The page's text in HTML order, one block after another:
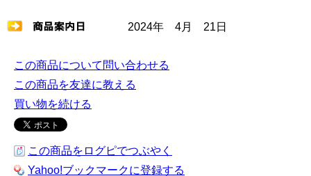
2024年 4月 21日
この商品について問い合わせる
この商品を友達に教える
買い物を続ける
この商品をログピでつぶやく
Yahoo!ブックマークに登録する